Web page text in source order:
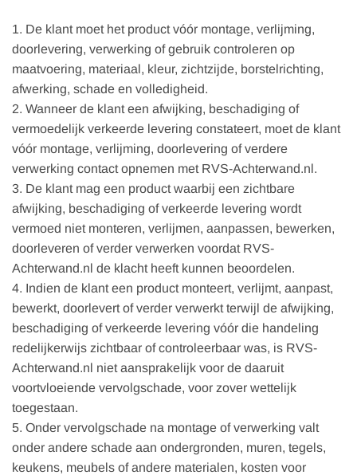
1. De klant moet het product vóór montage, verlijming,
doorlevering, verwerking of gebruik controleren op
maatvoering, materiaal, kleur, zichtzijde, borstelrichting,
afwerking, schade en volledigheid.
2. Wanneer de klant een afwijking, beschadiging of
vermoedelijk verkeerde levering constateert, moet de klant
vóór montage, verlijming, doorlevering of verdere
verwerking contact opnemen met RVS-Achterwand.nl.
3. De klant mag een product waarbij een zichtbare
afwijking, beschadiging of verkeerde levering wordt
vermoed niet monteren, verlijmen, aanpassen, bewerken,
doorleveren of verder verwerken voordat RVS-
Achterwand.nl de klacht heeft kunnen beoordelen.
4. Indien de klant een product monteert, verlijmt, aanpast,
bewerkt, doorlevert of verder verwerkt terwijl de afwijking,
beschadiging of verkeerde levering vóór die handeling
redelijkerwijs zichtbaar of controleerbaar was, is RVS-
Achterwand.nl niet aansprakelijk voor de daaruit
voortvloeiende vervolgschade, voor zover wettelijk
toegestaan.
5. Onder vervolgschade na montage of verwerking valt
onder andere schade aan ondergronden, muren, tegels,
keukens, meubels of andere materialen, kosten voor